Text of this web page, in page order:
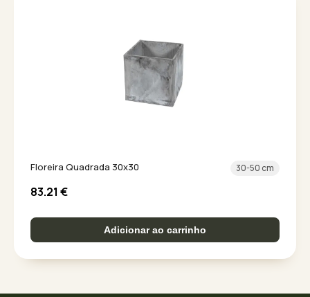
Floreira Quadrada 30x30 30-50 cm
83.21 €
Adicionar ao carrinho